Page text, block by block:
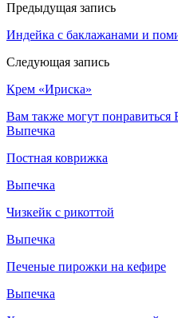
Предыдущая запись
Индейка с баклажанами и
Следующая запись
Крем «Ириска»
Вам также могут понравиться
Выпечка
Постная коврижка
Выпечка
Чизкейк с рикоттой
Выпечка
Печеные пирожки на кефире
Выпечка